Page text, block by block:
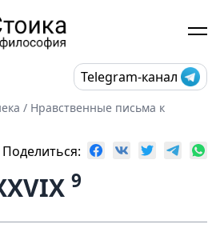
Telegram-канал
/ Нравственные письма к
Поделиться:
9